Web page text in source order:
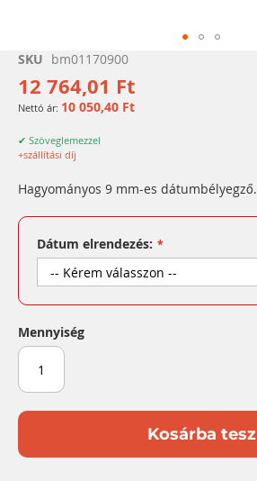
Ugrás
képgaléria
elejére
SKU bm01170900
12 764,01 Ft
10 050,40 Ft
✔ Szöveglemezzel
+szállítási díj
Hagyományos 9 mm-es dátumbélyegző.
Dátum elrendezés:
Mennyiség
Kosárba tesz